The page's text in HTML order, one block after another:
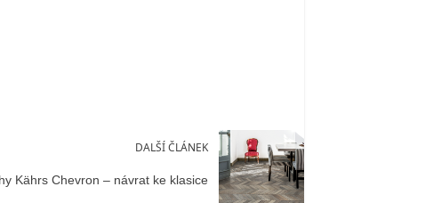
DALŠÍ ČLÁNEK
Kährs Chevron – návrat ke klasice